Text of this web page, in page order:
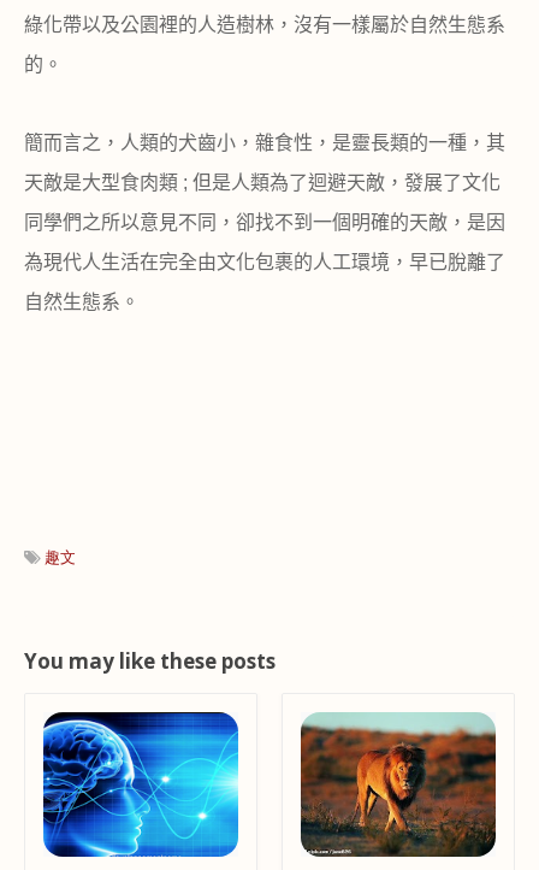
綠化帶以及公園裡的人造樹林，沒有一樣屬於自然生態系
的。
簡而言之，人類的犬齒小，雜食性，是靈長類的一種，其
天敵是大型食肉類 ; 但是人類為了迴避天敵，發展了文化
同學們之所以意見不同，卻找不到一個明確的天敵，是因
為現代人生活在完全由文化包裹的人工環境，早已脫離了
自然生態系。
趣文
You may like these posts